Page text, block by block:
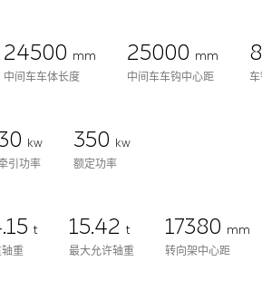
24500 mm
中间车车体长度
25000 mm
中间车车钩中心距
kw
引功率
350
kw
额定功率
t
轴重
15.42t
最大允许轴重
17380 mm
转向架中心距